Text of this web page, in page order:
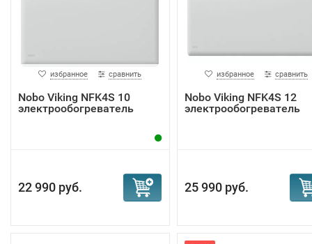
избранное сравнить
Nobo Viking NFK4S 10
электрообогреватель
22 990 руб.
избранное сравнить
Nobo Viking NFK4S 12
электрообогреватель
25 990 руб.